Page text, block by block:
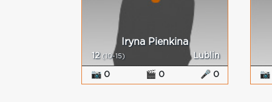
Iryna Pienkina
12 (10-15) Lublin
📷 0 🎬 0 🎤 0 📷